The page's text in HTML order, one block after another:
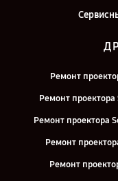
Ремонт
Ремонт проектора
Ремонт проектора
Ремонт
Ремонт